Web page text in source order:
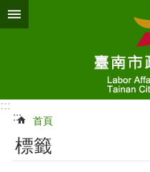
跳到主要內容區塊
:::
:::
首頁
標籤